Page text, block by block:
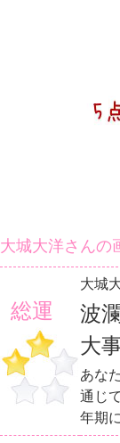
大城大洋さんの
総運
大城
波
大
あな
通じ
年期